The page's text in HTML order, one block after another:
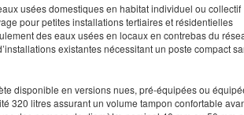
usées domestiques en habitat individuel ou collectif
pour petites installations tertiaires et résidentielles
des eaux usées en locaux en contrebas du
existantes nécessitant un poste compact
disponible en versions nues, pré-équipées ou
320 litres assurant un volume tampon confortable